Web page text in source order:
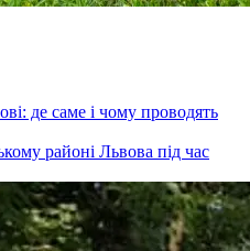
де саме і чому проводять
районі Львова під час